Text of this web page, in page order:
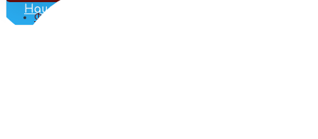
Наш Телеграм
Фонди пам’яті